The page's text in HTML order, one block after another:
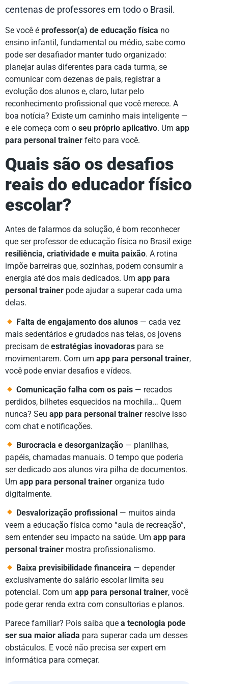
centenas de professores em todo o Brasil.
Se você é professor(a) de educação física no
ensino infantil, fundamental ou médio, sabe como
pode ser desafiador manter tudo organizado:
planejar aulas diferentes para cada turma, se
comunicar com dezenas de pais, registrar a
evolução dos alunos e, claro, lutar pelo
reconhecimento profissional que você merece. A
boa notícia? Existe um caminho mais inteligente —
e ele começa com o seu próprio aplicativo. Um app
para personal trainer feito para você.
Quais são os desafios
reais do educador físico
escolar?
Antes de falarmos da solução, é bom reconhecer
que ser professor de educação física no Brasil exige
resiliência, criatividade e muita paixão. A rotina
impõe barreiras que, sozinhas, podem consumir a
energia até dos mais dedicados. Um app para
personal trainer pode ajudar a superar cada uma
delas.
Falta de engajamento dos alunos — cada vez
mais sedentários e grudados nas telas, os jovens
precisam de estratégias inovadoras para se
movimentarem. Com um app para personal trainer,
você pode enviar desafios e vídeos.
Comunicação falha com os pais — recados
perdidos, bilhetes esquecidos na mochila… Quem
nunca? Seu app para personal trainer resolve isso
com chat e notificações.
Burocracia e desorganização — planilhas,
papéis, chamadas manuais. O tempo que poderia
ser dedicado aos alunos vira pilha de documentos.
Um app para personal trainer organiza tudo
digitalmente.
Desvalorização profissional — muitos ainda
veem a educação física como “aula de recreação”,
sem entender seu impacto na saúde. Um app para
personal trainer mostra profissionalismo.
Baixa previsibilidade financeira — depender
exclusivamente do salário escolar limita seu
potencial. Com um app para personal trainer, você
pode gerar renda extra com consultorias e planos.
Parece familiar? Pois saiba que a tecnologia pode
ser sua maior aliada para superar cada um desses
obstáculos. E você não precisa ser expert em
informática para começar.